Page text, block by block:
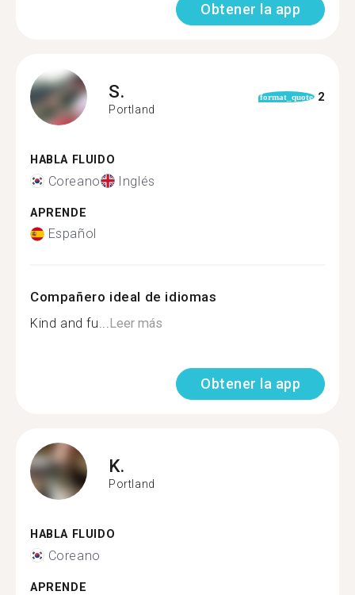
Obtener la app
S.
Portland
format_quote 2
HABLA FLUIDO
Coreano Inglés
APRENDE
Español
Compañero ideal de idiomas
Kind and fu...Leer más
Obtener la app
K.
Portland
HABLA FLUIDO
Coreano
APRENDE